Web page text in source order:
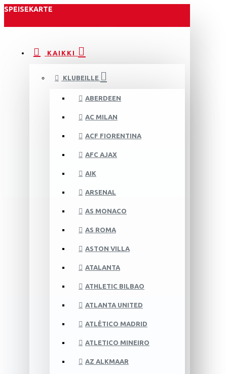
SPEISEKARTE
KAIKKI
KLUBEILLE
ABERDEEN
AC MILAN
ACF FIORENTINA
AFC AJAX
AIK
ARSENAL
AS MONACO
AS ROMA
ASTON VILLA
ATALANTA
ATHLETIC BILBAO
ATLANTA UNITED
ATLÉTICO MADRID
ATLETICO MINEIRO
AZ ALKMAAR